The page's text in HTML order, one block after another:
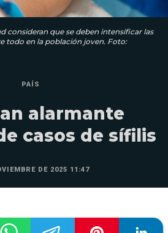
consideran que se deben intensificar las
todo en la población joven. Foto:
PAÍS
alarmante
casos de sífilis
DE 2025 11:47